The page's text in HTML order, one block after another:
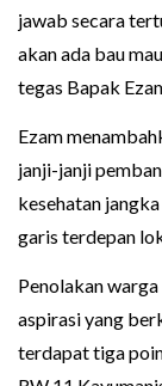
jawab secara
akan ada bau
tegas Bapak
Ezam
janji-janji
kesehatan
garis terdepan
Penolakan
aspirasi yang
terdapat tiga